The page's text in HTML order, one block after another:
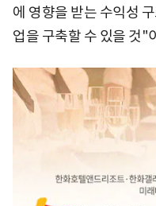
에 영향을 받는 수익성
업을 구축할 수 있을 것"